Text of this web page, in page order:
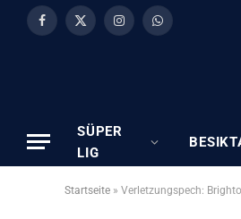
Facebook
X
InstagramWhatsApp
SÜPER
LIG
Startseite » Verletzungspech: